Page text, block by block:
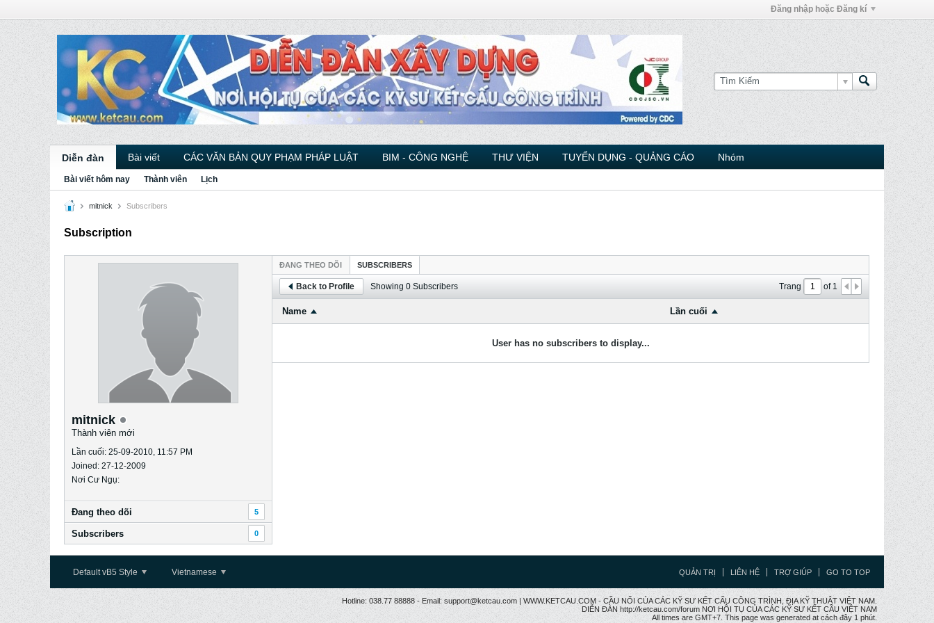
Đăng nhập hoặc Đăng kí
Diễn đàn Bài viết CÁC VĂN BẢN QUY PHẠM PHÁP LUẬT BIM - CÔNG NGHỆ THƯ VIỆN TUYỂN DỤNG - QUẢNG CÁO Nhóm
Bài viết hôm nay Thành viên Lịch
mitnick Subscribers
Subscription
mitnick
Thành viên mới
Lần cuối: 25-09-2010, 11:57 PM
Joined: 27-12-2009
Nơi Cư Ngụ:
Ðang theo dõi 5
Subscribers 0
ÐANG THEO DÕI SUBSCRIBERS
Back to Profile Showing 0 Subscribers Trang of1
Name Lần cuối
User has no subscribers to display...
Default vB5 Style Vietnamese QUẢN TRỊ LIÊN HỆ TRỢ GIÚP GO TO TOP
Hotline: 038.77 88888 - Email: support@ketcau.com | WWW.KETCAU.COM - CẦU NỐI CỦA CÁC KỸ SƯ KẾT CẤU CÔNG TRÌNH, ĐỊA KỸ THUẬT VIỆT NAM.
DIỄN ĐÀN http://ketcau.com/forum NƠI HỘI TỤ CỦA CÁC KỸ SƯ KẾT CÂU VIỆT NAM
All times are GMT+7. This page was generated at cách đây 1 phút.